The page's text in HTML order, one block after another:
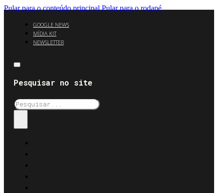
Pular para o conteúdo principal Pular para o rodapé
GOOGLE NEWS
MÍDIA KIT
NEWSLETTER
Pesquisar no site
Pesquisar